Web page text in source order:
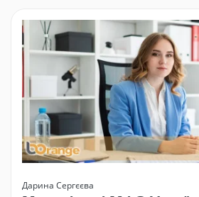
Дарина Сергєєва